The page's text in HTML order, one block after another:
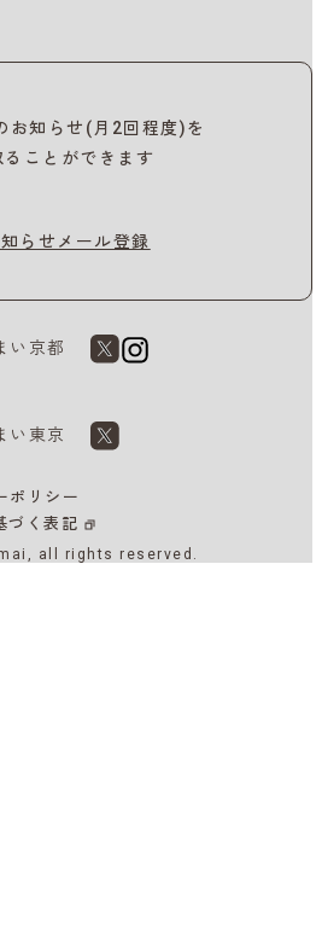
お知らせ(月2回程度)を
ることができます
らせメール登録
い京都
い東京
ポリシー
づく表記
all rights reserved.